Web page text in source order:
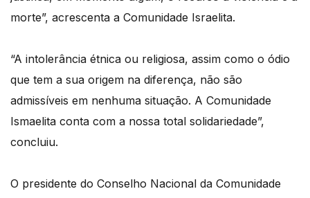
morte”, acrescenta a Comunidade Israelita.
“A intolerância étnica ou religiosa, assim como o ódio
que tem a sua origem na diferença, não são
admissíveis em nenhuma situação. A Comunidade
Ismaelita conta com a nossa total solidariedade”,
concluiu.
O presidente do Conselho Nacional da Comunidade